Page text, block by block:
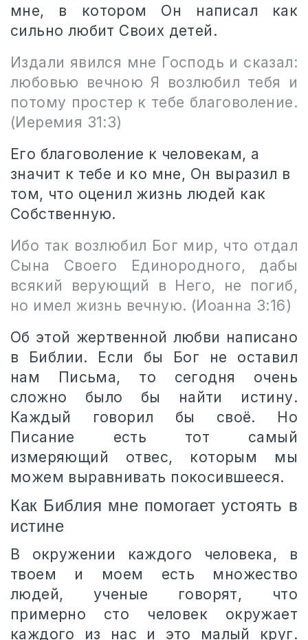
мне, в котором Он написал как
сильно любит Своих детей.
Издали явился мне Господь и сказал:
любовью вечною Я возлюбил тебя и
потому простер к тебе благоволение.
(Иеремия 31:3)
Его благоволение к человекам, а
значит к тебе и ко мне, Он выразил в
том, что оценил жизнь людей как
Собственную.
Ибо так возлюбил Бог мир, что отдал
Сына Своего Единородного, дабы
всякий верующий в Него, не погиб,
но имел жизнь вечную. (Иоанна 3:16)
Об этой жертвенной любви написано
в Библии. Если бы Бог не оставил
нам Письма, то сегодня очень
сложно было бы найти истину.
Каждый говорил бы своё. Но
Писание есть тот самый
измеряющий отвес, которым мы
можем выравнивать покосившееся.
Как Библия мне помогает устоять в
истине
В окружении каждого человека, в
твоем и моем есть множество
людей, ученые говорят, что
примерно сто человек окружает
каждого из нас и это малый круг.